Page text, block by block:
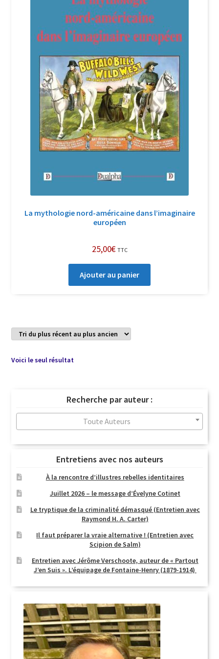
Login Customizer
Newsletter
Politique de confidentialité et cookies
Qui sommes-nous ?
Soutien à Philippe Randa
Suivi de la Commande
La mythologie nord-américaine dans l’imaginaire
européen
25,00€ TTC
Ajouter au panier
Voici le seul résultat
Recherche par auteur :
Toute Auteurs
Entretiens avec nos auteurs
À la rencontre d’illustres rebelles identitaires
Juillet 2026 – le message d’Évelyne Cotinet
Le tryptique de la criminalité démasqué (Entretien avec
Raymond H. A. Carter)
Il faut préparer la vraie alternative ! (Entretien avec
Scipion de Salm)
Entretien avec Jérôme Verschoote, auteur de « Partout
J’en Suis ». L’équipage de Fontaine-Henry (1879-1914)